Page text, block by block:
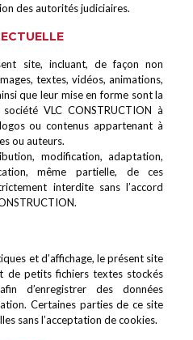
des autorités judiciaires.
site, incluant, de façon non
textes, vidéos, animations,
que leur mise en forme sont la
VLC CONSTRUCTION à
ou contenus appartenant à
ou auteurs.
modification, adaptation,
même partielle, de ces
interdite sans l’accord
et d’affichage, le présent site
de petits fichiers textes stockés
d’enregistrer des données
Certaines parties de ce site
sans l’acceptation de cookies.